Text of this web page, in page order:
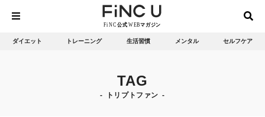
ダイエット トレーニング 生活習慣 メンタル セルフケア
TAG
トリプトファン